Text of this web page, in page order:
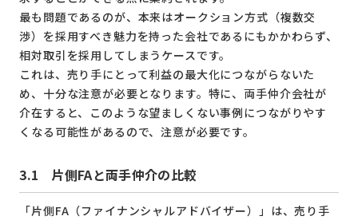
最も問題であるのが、本来はオークション方式（複数交
渉）を採用すべき魅力を持った会社であるにもかかわらず、
相対取引を採用してしまうケースです。
これは、売り手にとって利益の最大化につながらないた
め、十分な注意が必要となります。特に、両手仲介会社が
介在すると、このような望ましくない事例につながりやす
くなる可能性があるので、注意が必要です。
3.1 片側FAと両手仲介の比較
「片側FA（ファイナンシャルアドバイザー）」は、売り手